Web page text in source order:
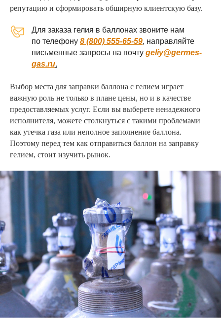
репутацию и сформировать обширную клиентскую базу.
Для заказа гелия в баллонах звоните нам
по телефону 8 (800) 555-65-59, направляйте
письменные запросы на почту geliy@germes-
gas.ru.
Выбор места для заправки баллона с гелием играет
важную роль не только в плане цены, но и в качестве
предоставляемых услуг. Если вы выберете ненадежного
исполнителя, можете столкнуться с такими проблемами
как утечка газа или неполное заполнение баллона.
Поэтому перед тем как отправиться баллон на заправку
гелием, стоит изучить рынок.